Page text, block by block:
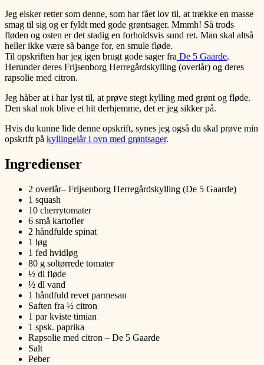
Jeg elsker retter som denne, som har fået lov til, at trække en masse
smag til sig og er fyldt med gode grøntsager. Mmmh! Så trods
fløden og osten er det stadig en forholdsvis sund ret. Man skal altså
heller ikke være så bange for, en smule fløde.
Til opskriften har jeg igen brugt gode sager fra De 5 Gaarde.
Herunder deres Frijsenborg Herregårdskylling (overlår) og deres
rapsolie med citron.
Jeg håber at i har lyst til, at prøve stegt kylling med grønt og fløde.
Den skal nok blive et hit derhjemme, det er jeg sikker på.
Hvis du kunne lide denne opskrift, synes jeg også du skal prøve min
opskrift på kyllingelår i ovn med grøntsager.
Ingredienser
2 overlår– Frijsenborg Herregårdskylling (De 5 Gaarde)
1 squash
10 cherrytomater
6 små kartofler
2 håndfulde spinat
1 løg
1 fed hvidløg
80 g soltørrede tomater
½ dl fløde
½ dl vand
1 håndfuld revet parmesan
Saften fra ½ citron
1 par kviste timian
1 spsk. paprika
Rapsolie med citron – De 5 Gaarde
Salt
Peber